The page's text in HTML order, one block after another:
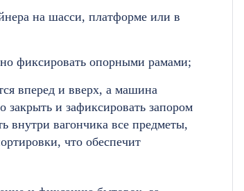
на шасси, платформе или в
фиксировать опорными рамами;
вперед и вверх, а машина
закрыть и зафиксировать запором
внутри вагончика все предметы,
что обеспечит